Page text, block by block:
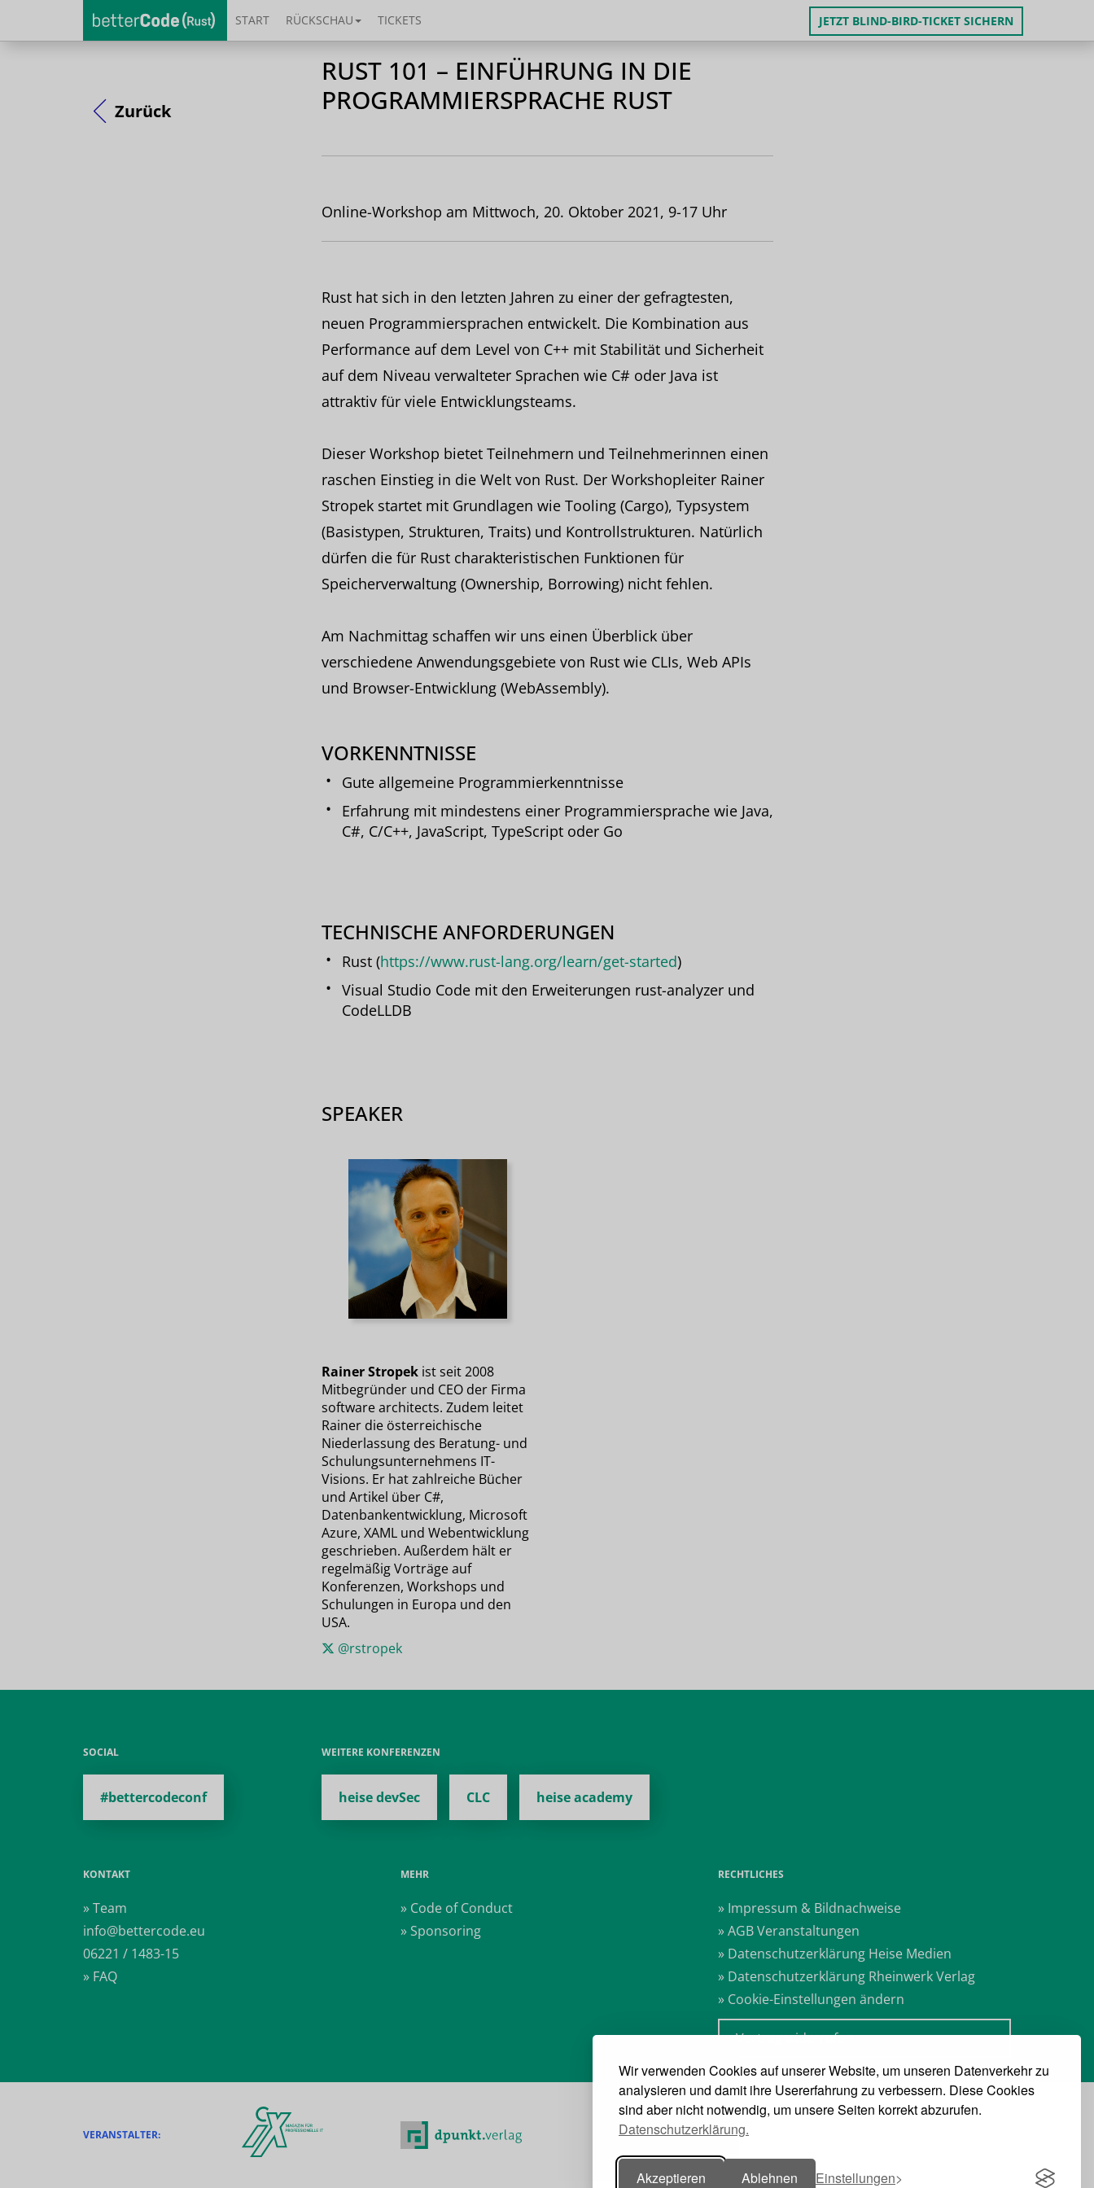
Wir verwenden Cookies auf unserer Website, um unseren Datenverkehr zu
analysieren und damit ihre Usererfahrung zu verbessern. Diese Cookies
sind aber nicht notwendig, um unsere Seiten korrekt abzurufen.
Datenschutzerklärung.
Akzeptieren Ablehnen Einstellungen
START RÜCKSCHAU TICKETS JETZT BLIND-BIRD-TICKET SICHERN
Zurück
RUST 101 – EINFÜHRUNG IN DIE
PROGRAMMIERSPRACHE RUST
Online-Workshop am Mittwoch, 20. Oktober 2021, 9-17 Uhr
Rust hat sich in den letzten Jahren zu einer der gefragtesten,
neuen Programmiersprachen entwickelt. Die Kombination aus
Performance auf dem Level von C++ mit Stabilität und Sicherheit
auf dem Niveau verwalteter Sprachen wie C# oder Java ist
attraktiv für viele Entwicklungsteams.
Dieser Workshop bietet Teilnehmern und Teilnehmerinnen einen
raschen Einstieg in die Welt von Rust. Der Workshopleiter Rainer
Stropek startet mit Grundlagen wie Tooling (Cargo), Typsystem
(Basistypen, Strukturen, Traits) und Kontrollstrukturen. Natürlich
dürfen die für Rust charakteristischen Funktionen für
Speicherverwaltung (Ownership, Borrowing) nicht fehlen.
Am Nachmittag schaffen wir uns einen Überblick über
verschiedene Anwendungsgebiete von Rust wie CLIs, Web APIs
und Browser-Entwicklung (WebAssembly).
VORKENNTNISSE
Gute allgemeine Programmierkenntnisse
Erfahrung mit mindestens einer Programmiersprache wie Java,
C#, C/C++, JavaScript, TypeScript oder Go
TECHNISCHE ANFORDERUNGEN
Rust (https://www.rust-lang.org/learn/get-started)
Visual Studio Code mit den Erweiterungen rust-analyzer und
CodeLLDB
SPEAKER
Rainer Stropekist seit 2008
Mitbegründer und CEO der Firma
software architects. Zudem leitet
Rainer die österreichische
Niederlassung des Beratung- und
Schulungsunternehmens IT-
Visions. Er hat zahlreiche Bücher
und Artikel über C#,
Datenbankentwicklung, Microsoft
Azure, XAML und Webentwicklung
geschrieben. Außerdem hält er
regelmäßig Vorträge auf
Konferenzen, Workshops und
Schulungen in Europa und den
USA.
@rstropek
SOCIAL
#bettercodeconf
WEITERE KONFERENZEN
heise devSec CLC heise academy
KONTAKT
» Team
info@bettercode.eu
06221 / 1483-15
» FAQ
MEHR
» Code of Conduct
» Sponsoring
RECHTLICHES
» Impressum & Bildnachweise
» AGB Veranstaltungen
» Datenschutzerklärung Heise Medien
» Datenschutzerklärung Rheinwerk Verlag
» Cookie-Einstellungen ändern
» Vertrag widerrufen
VERANSTALTER: